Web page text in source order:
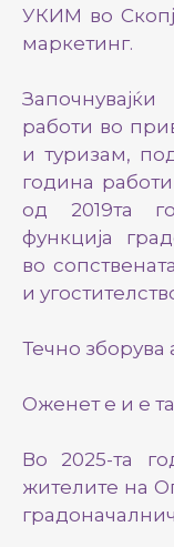
УКИМ во
маркетинг.
работи во
и туризам,
година
од 2019та
функција
во
и
Течно зборува
Оженет е и е
Во 2025-та
жителите на